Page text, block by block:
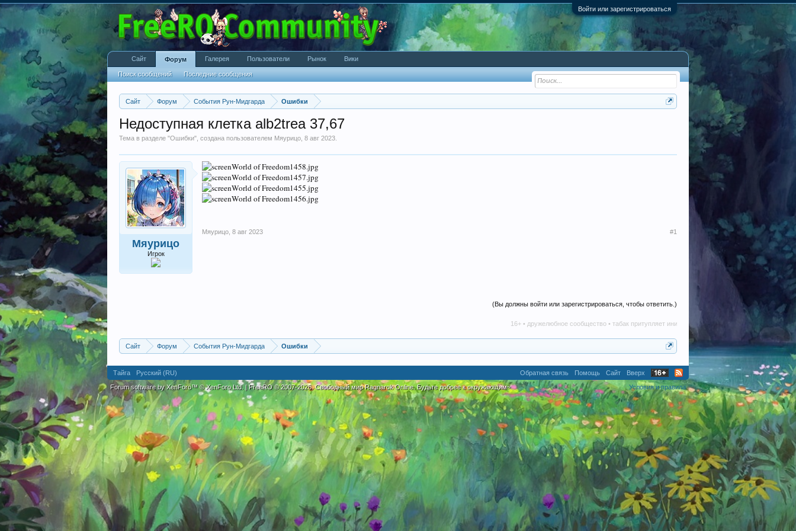
Войти или зарегистрироваться
Сайт Форум События Рун-Мидгарда Ошибки
Недоступная клетка alb2trea 37,67
Тема в разделе "Ошибки", создана пользователем Мяурицо 8 авг 2023
Мяурицо
Игрок
Мяурицо 8 авг 2023 #1
(Вы должны войти или зарегистрироваться, чтобы ответить.)
16+ • дружелюбное сообщество • табак притупляет инициативу • алкоголь наносит вред в любом
Сайт Форум События Рун-Мидгарда Ошибки
Сайт Форум
Поиск сообщений Последние сообщения
Галерея Пользователи Рынок Вики
Тайга Русский (RU) Обратная связь Помощь Сайт
Вверх
Условия и правила
Forum software by XenForo™ © XenForo Ltd.|FreeRO©2007-2026. Свободный мир Ragnarok Online. Будьте добрее к окружающим~